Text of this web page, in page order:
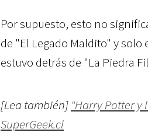
Por supuesto, esto no
de "El Legado Maldito" y
estuvo detrás de "La Piedra
[Lea también] "Harry Potter y
SuperGeek.cl